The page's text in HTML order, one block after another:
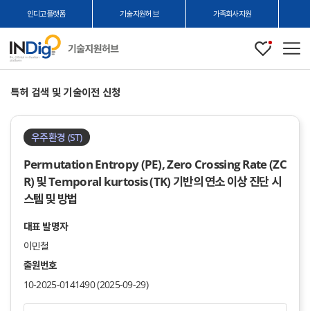
인디고플랫폼 기술지원허브 가족회사지원
관심
특허 검색 및 기술이전 신청
우주환경 (ST)
Permutation Entropy (PE), Zero Crossing Rate (ZC
R) 및 Temporal kurtosis (TK) 기반의 연소 이상 진단 시
스템 및 방법
대표 발명자
이민철
출원번호
10-2025-0141490 (2025-09-29)